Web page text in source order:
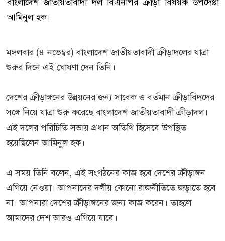
আমিনুল হক।
মঙ্গলবার (৪ নভেম্বর) বাংলাদেশ জাতীয়তাবাদী ক্রীড়াদলের যাত্রা
শুরুর দিনে এই ঘোষণা দেন তিনি।
দেশের ক্রীড়াঙ্গনের উন্নয়নের জন্য সাবেক ও বর্তমান ক্রীড়াবিদদের
সঙ্গে নিয়ে যাত্রা শুরু করেছে বাংলাদেশ জাতীয়তাবাদী ক্রীড়াদল।
এই দলের পরিচিতি সভায় প্রধান অতিথি হিসেবে উপস্থিত
হয়েছিলেন আমিনুল হক।
এ সময় তিনি বলেন, এই সংগঠনের কাজ হবে দেশের ক্রীড়াঙ্গন
এগিয়ে নেওয়া। আপনাদের দলীয় কোনো রাজনীতিতে জড়াতে হবে
না। আপনারা দেশের ক্রীড়াঙ্গনের জন্য কাজ করেন। তাহলে
আমাদের দেশ আরও এগিয়ে যাবে।